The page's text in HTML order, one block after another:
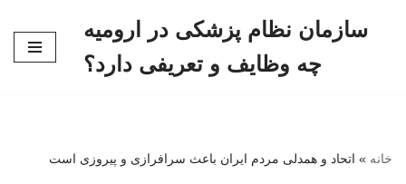
سازمان نظام پزشکی در ارومیه
چه وظایف و تعریفی دارد؟
خانه » اتحاد و همدلی مردم ایران باعث سرافرازی و پیروزی است